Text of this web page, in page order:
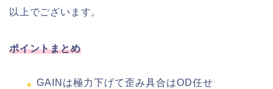
以上でございます。
ポイントまとめ
GAINは極力下げて歪み具合はOD任せ